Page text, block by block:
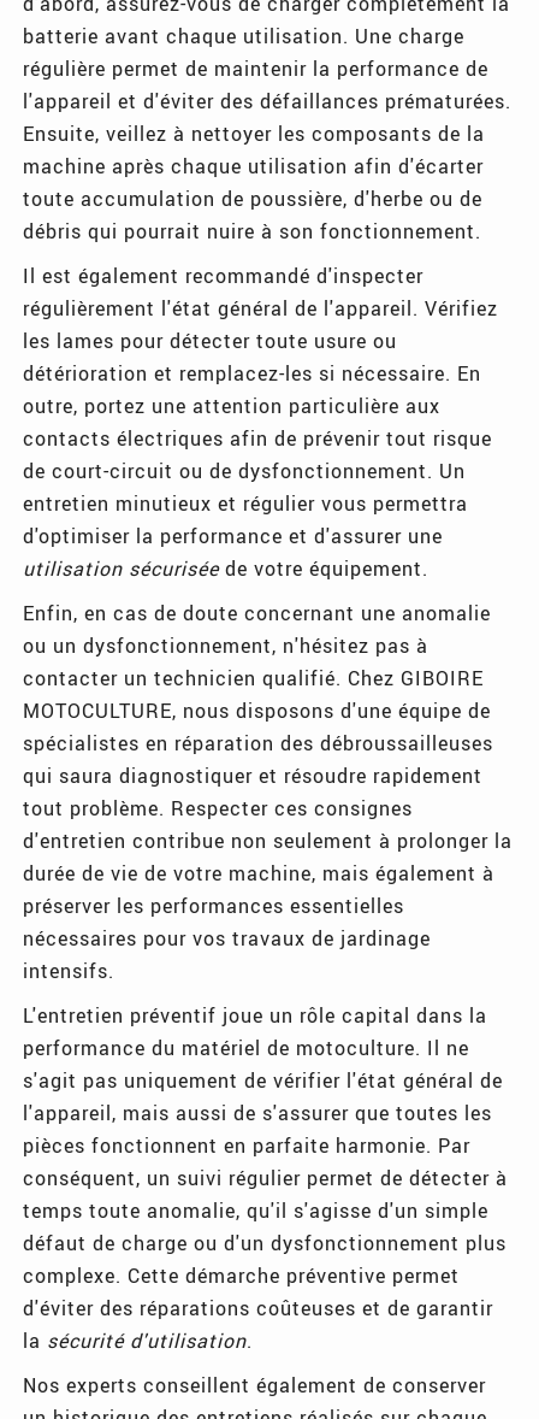
batterie avant chaque utilisation. Une charge
régulière permet de maintenir la performance de
l'appareil et d'éviter des défaillances prématurées.
Ensuite, veillez à nettoyer les composants de la
machine après chaque utilisation afin d'écarter
toute accumulation de poussière, d'herbe ou de
débris qui pourrait nuire à son fonctionnement.
Il est également recommandé d'inspecter
régulièrement l'état général de l'appareil. Vérifiez
les lames pour détecter toute usure ou
détérioration et remplacez-les si nécessaire. En
outre, portez une attention particulière aux
contacts électriques afin de prévenir tout risque
de court-circuit ou de dysfonctionnement. Un
entretien minutieux et régulier vous permettra
d'optimiser la performance et d'assurer une
utilisation sécuriséede votre équipement.
Enfin, en cas de doute concernant une anomalie
ou un dysfonctionnement, n'hésitez pas à
contacter un technicien qualifié. Chez GIBOIRE
MOTOCULTURE, nous disposons d'une équipe de
spécialistes en réparation des débroussailleuses
qui saura diagnostiquer et résoudre rapidement
tout problème. Respecter ces consignes
d'entretien contribue non seulement à prolonger la
durée de vie de votre machine, mais également à
préserver les performances essentielles
nécessaires pour vos travaux de jardinage
intensifs.
L'entretien préventif joue un rôle capital dans la
performance du matériel de motoculture. Il ne
s'agit pas uniquement de vérifier l'état général de
l'appareil, mais aussi de s'assurer que toutes les
pièces fonctionnent en parfaite harmonie. Par
conséquent, un suivi régulier permet de détecter à
temps toute anomalie, qu'il s'agisse d'un simple
défaut de charge ou d'un dysfonctionnement plus
complexe. Cette démarche préventive permet
d'éviter des réparations coûteuses et de garantir
la sécurité d'utilisation.
Nos experts conseillent également de conserver